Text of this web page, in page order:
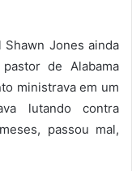
Jones ainda
de Alabama
ministrava em um
lutando contra
passou mal,